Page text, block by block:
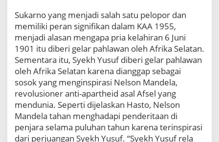
Sukarno yang menjadi salah satu pelopor dan
memiliki peran signifikan dalam KAA 1955,
menjadi alasan mengapa pria kelahiran 6 Juni
1901 itu diberi gelar pahlawan oleh Afrika Selatan.
Sementara itu, Syekh Yusuf diberi gelar pahlawan
oleh Afrika Selatan karena dianggap sebagai
sosok yang menginspirasi Nelson Mandela,
revolusioner anti-apartheid asal Afsel yang
mendunia. Seperti dijelaskan Hasto, Nelson
Mandela tahan menghadapi penderitaan di
penjara selama puluhan tahun karena terinspirasi
dari perjuangan Syekh Yusuf. “Syekh Yusuf rela